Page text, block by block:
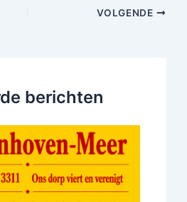
VOLGENDE
berichten